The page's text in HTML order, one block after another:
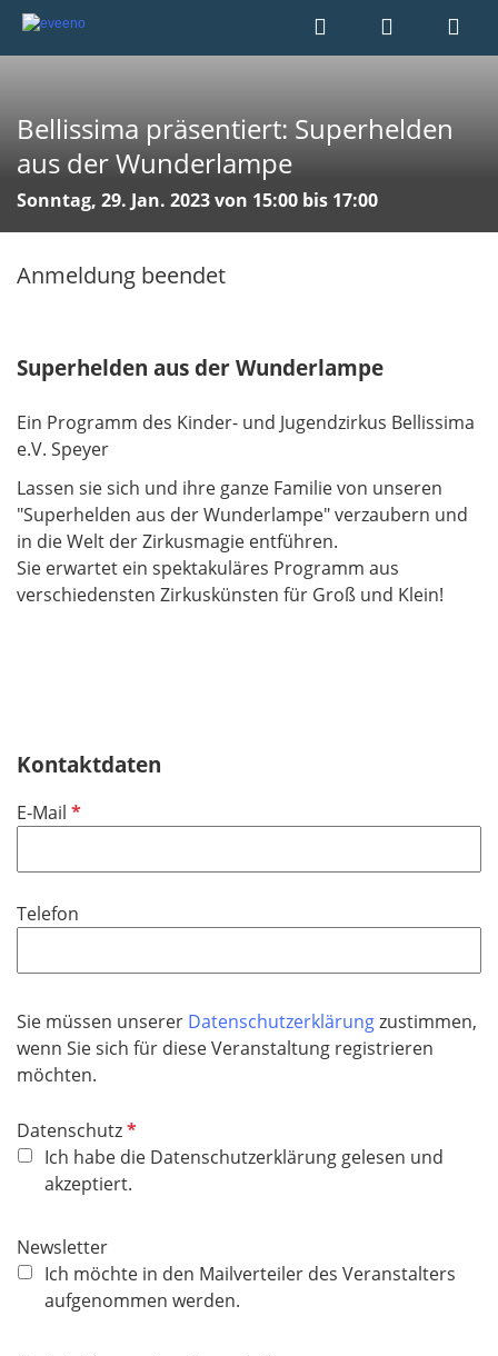
Bellissima präsentiert: Superhelden
aus der Wunderlampe
Sonntag, 29. Jan. 2023 von 15:00 bis 17:00
Anmeldung beendet
Superhelden aus der Wunderlampe
Ein Programm des Kinder- und Jugendzirkus Bellissima
e.V. Speyer
Lassen sie sich und ihre ganze Familie von unseren
"Superhelden aus der Wunderlampe" verzaubern und
in die Welt der Zirkusmagie entführen.
Sie erwartet ein spektakuläres Programm aus
verschiedensten Zirkuskünsten für Groß und Klein!
Kontaktdaten
E-Mail P
c
t
e
l
d
Telefon
Sie müssen unserer Datenschutzerklärungzustimmen,
wenn Sie sich für diese Veranstaltung registrieren
möchten.
DatenschutzP
f
l
h
Ich habe die Datenschutzerklärung gelesen und
akzeptiert.
Newsletter
Ich möchte in den Mailverteiler des Veranstalters
aufgenommen werden.